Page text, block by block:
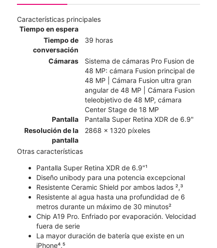
Características principales
Tiempo en espera
Tiempo de
conversación
39 horas
Cámaras
Sistema de cámaras Pro Fusion de
48 MP: cámara Fusion principal de
48 MP | Cámara Fusion ultra gran
angular de 48 MP | Cámara Fusion
teleobjetivo de 48 MP, cámara
Center Stage de 18 MP
Pantalla
Pantalla Super Retina XDR de 6.9"
Resolución de la
pantalla
2868 x 1320 píxeles
Otras características
Pantalla Super Retina XDR de 6.9"¹
Diseño unibody para una potencia excepcional
Resistente Ceramic Shield por ambos lados ²,³
Resistente al agua hasta una profundidad de 6
metros durante un máximo de 30 minutos²
Chip A19 Pro. Enfriado por evaporación. Velocidad
fuera de serie
La mayor duración de batería que existe en un
iPhone⁴,⁵